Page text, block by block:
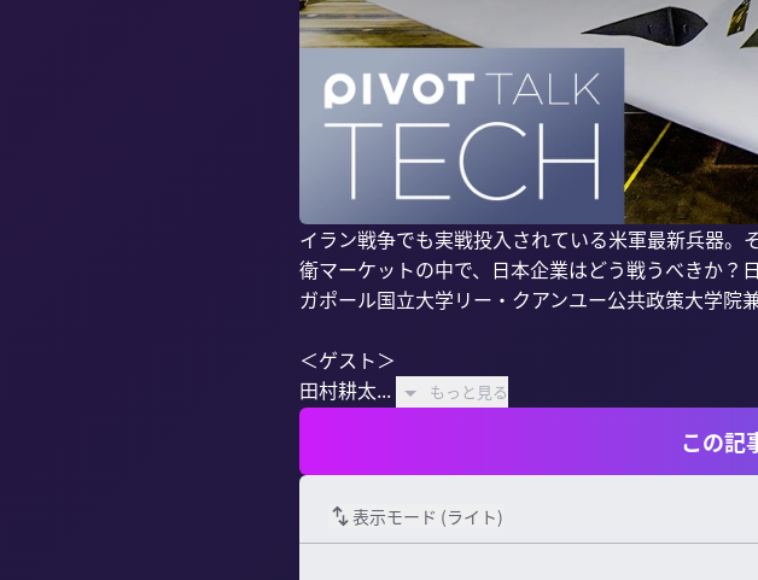
イラン戦争でも実戦投入されている米軍最新兵器
衛マーケットの中で、日本企業はどう戦うべきか？
ガポール国立大学リー・クアンユー公共政策大学院
＜ゲスト＞
田村耕太...
もっと見る
この記
表示モード (ライト)